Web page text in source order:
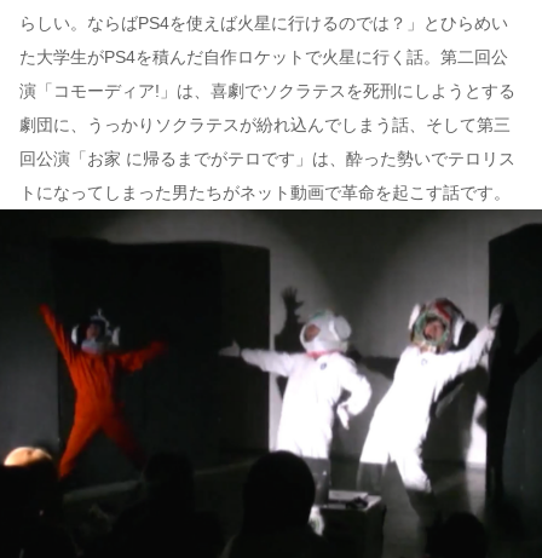
らしい。ならばPS4を使えば火星に行けるのでは？」とひらめい
た大学生がPS4を積んだ自作ロケットで火星に行く話。第二回公
演「コモーディア!」は、喜劇でソクラテスを死刑にしようとする
劇団に、うっかりソクラテスが紛れ込んでしまう話、そして第三
回公演「お家 に帰るまでがテロです」は、酔った勢いでテロリス
トになってしまった男たちがネット動画で革命を起こす話です。